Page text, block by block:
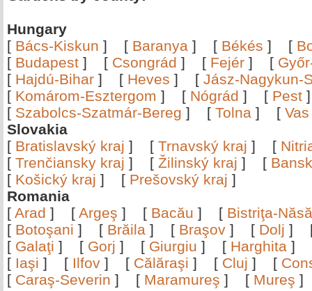
Hungary
[ Bács-Kiskun ] [ Baranya ] [ Békés ] [
[ Budapest ] [ Csongrád ] [ Fejér ] [
[ Hajdú-Bihar ] [ Heves ] [ Jász-Nagykun-
[ Komárom-Esztergom ] [ Nógrád ] [ Pest
[ Szabolcs-Szatmár-Bereg ] [ Tolna ] [ Vas
Slovakia
[ Bratislavský kraj ] [ Trnavský kraj ] [
[ Trenčiansky kraj ] [ Žilinský kraj ] [
[ Košický kraj ] [ Prešovský kraj ]
Romania
[ Arad ] [ Argeş ] [ Bacău ] [ Bistriţa-
[ Botoşani ] [ Brăila ] [ Braşov ] [ Dolj ]
[ Galaţi ] [ Gorj ] [ Giurgiu ] [ Harghita ]
[ Iaşi ] [ Ilfov ] [ Călăraşi ] [ Cluj ] [
[ Caraş-Severin ] [ Maramureş ] [ Mureş